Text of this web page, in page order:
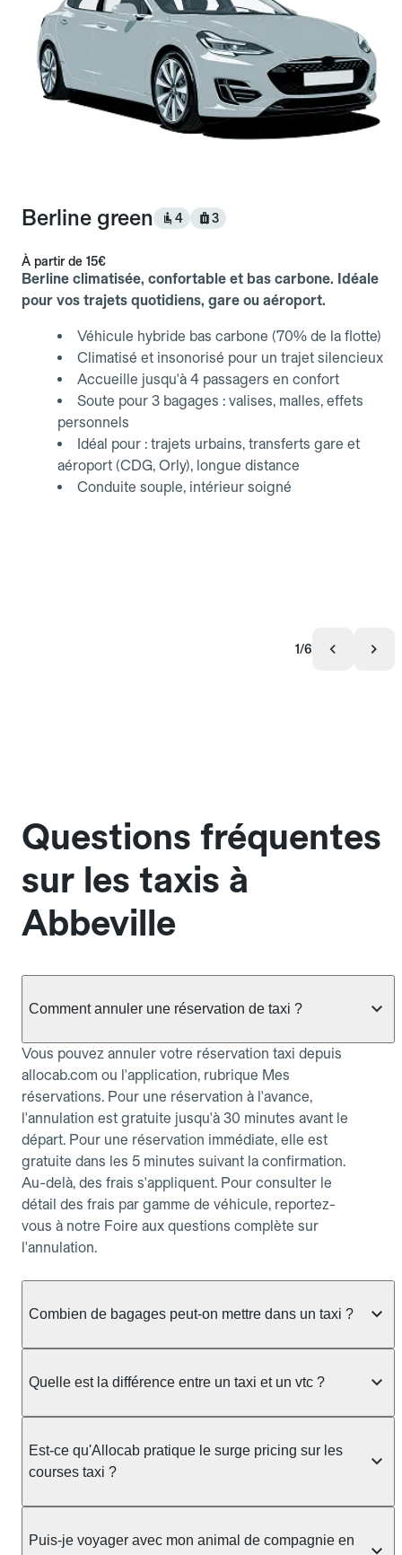
Berline green 4 3
À partir de 15€
Berline climatisée, confortable et bas carbone. Idéale
pour vos trajets quotidiens, gare ou aéroport.
Véhicule hybride bas carbone (70% de la flotte)
Climatisé et insonorisé pour un trajet silencieux
Accueille jusqu'à 4 passagers en confort
Soute pour 3 bagages : valises, malles, effets
personnels
Idéal pour : trajets urbains, transferts gare et
aéroport (CDG, Orly), longue distance
Conduite souple, intérieur soigné
1/6
Questions fréquentes
sur les taxis à
Abbeville
Comment annuler une réservation de taxi ?
Vous pouvez annuler votre réservation taxi depuis
allocab.com ou l'application, rubrique Mes
réservations. Pour une réservation à l'avance,
l'annulation est gratuite jusqu'à 30 minutes avant le
départ. Pour une réservation immédiate, elle est
gratuite dans les 5 minutes suivant la confirmation.
Au-delà, des frais s'appliquent. Pour consulter le
détail des frais par gamme de véhicule, reportez-
vous à notre Foire aux questions complète sur
l'annulation.
Combien de bagages peut-on mettre dans un taxi ?
taxi berline accueille en général jusqu'à 3 bagages
ou nombreux, précisez-le dans le champ "Message
au chauffeur" lors de la réservation. Le prix n'est
pas impacté par le nombre de bagages.
Quelle est la différence entre un taxi et un vtc ?
prendre en charge directement dans la rue, à une
station ou sur réservation, avec un tarif au
réservation et propose un prix fixe annoncé à
l'avance. Chez Allocab, réservez facilement votre
Est-ce qu'Allocab pratique le surge pricing sur les
courses taxi ?
réglementation préfectorale et suit un barème
Puis-je voyager avec mon animal de compagnie en